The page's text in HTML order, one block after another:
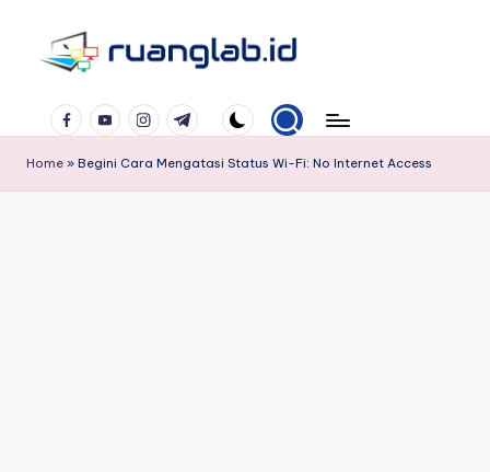
Klik
Banyak
Manfaat
FacebookYouTubeInstagramTelegram
Home » Begini Cara Mengatasi Status Wi-Fi: No Internet Access